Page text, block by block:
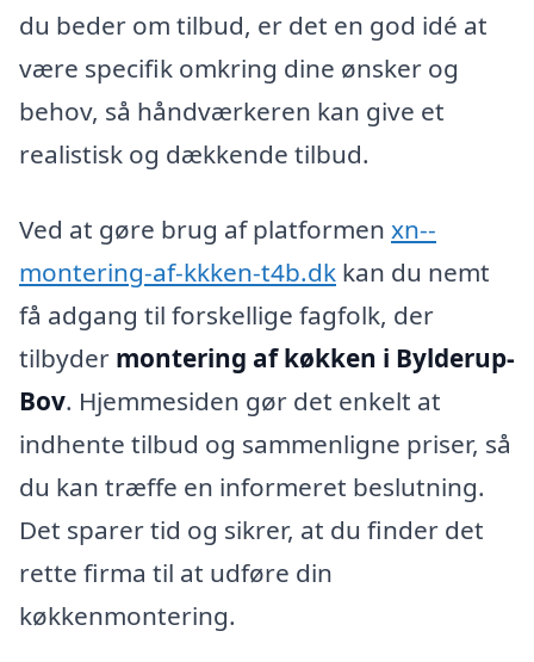
du beder om tilbud, er det en god idé at
være specifik omkring dine ønsker og
behov, så håndværkeren kan give et
realistisk og dækkende tilbud.
Ved at gøre brug af platformen xn--
montering-af-kkken-t4b.dk kan du nemt
få adgang til forskellige fagfolk, der
tilbyder montering af køkken i Bylderup-
Bov. Hjemmesiden gør det enkelt at
indhente tilbud og sammenligne priser, så
du kan træffe en informeret beslutning.
Det sparer tid og sikrer, at du finder det
rette firma til at udføre din
køkkenmontering.